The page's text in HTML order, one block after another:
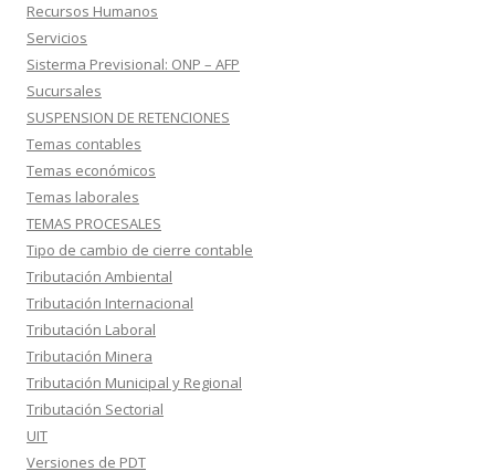
Recursos Humanos
Servicios
Sisterma Previsional: ONP – AFP
Sucursales
SUSPENSION DE RETENCIONES
Temas contables
Temas económicos
Temas laborales
TEMAS PROCESALES
Tipo de cambio de cierre contable
Tributación Ambiental
Tributación Internacional
Tributación Laboral
Tributación Minera
Tributación Municipal y Regional
Tributación Sectorial
UIT
Versiones de PDT